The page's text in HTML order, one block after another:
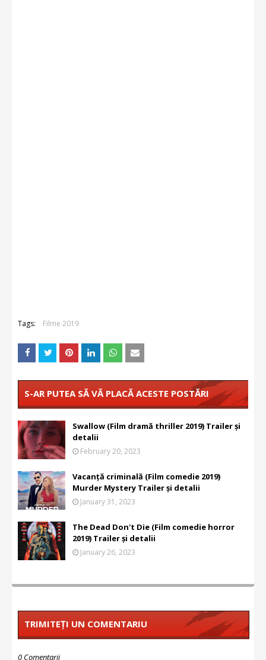
Tags: Filme 2019
S-AR PUTEA SĂ VĂ PLACĂ ACESTE POSTĂRI
Swallow (Film dramă thriller 2019) Trailer și
detalii
February 20, 2023
Vacanță criminală (Film comedie 2019)
Murder Mystery Trailer și detalii
January 31, 2023
The Dead Don't Die (Film comedie horror
2019) Trailer și detalii
January 26, 2023
TRIMITEȚI UN COMENTARIU
0 Comentarii